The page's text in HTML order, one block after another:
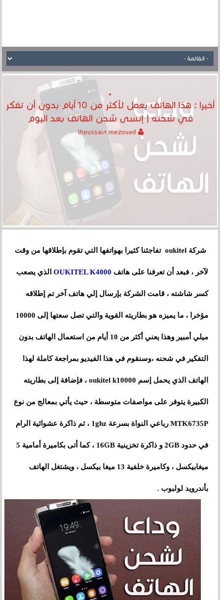
أخيرا : هذا الهاتف يعمل لأكثر من 10 أيام بدون أن تفكر
في شحنه | إنسى شحن الهاتف بعد اليوم
شركة oukitel تفاجئنا كثيرا بهواتفها التي تقوم بإطلاقها من وقت
لآخر ، فبعد أن تعرفنا على هاتف OUKITEL K4000 الذي يصعب
كسر شاشته ، قامت الشركة بإرسال إلي هاتف آخر تم إطلاقه
مؤخرا ، ما يميزه هو بطاريته القوية والتي تصل سعتها إلى 10000
ميلي أمبير وهذا يعني أكثر من 10 أيام من استعمال الهاتف بدون
التفكير في شحنه ،وسنقوم في هذا الفيديو بمراجعة كاملة لهذا
الهاتف الذي يحمل إسم oukitel k10000 ، فإضافة إلى بطاريته
الكبيرة يتوفر على مواصفات متوسطة ، حيث يأتي بمعالج من نوع
MTK6735P رباعي النواة بسرعة 1ghz ، ثم ذاكرة عشوائية الرام
في حدود 2GB و ذاكرة تخزينية 16GB ، كما أتى بكاميرة أمامية 5
ميغابيكسل ، وكاميرة خلفية 13 ميغا بيكسل ، ويشتغل الهاتف
بأندرويد لولبوب .